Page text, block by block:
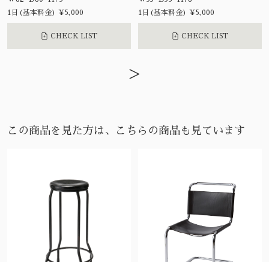
1日(基本料金) ¥5,000
CHECK LIST
1日(基本料金) ¥5,000
CHECK LIST
>
この商品を見た方は、こちらの商品も見ています